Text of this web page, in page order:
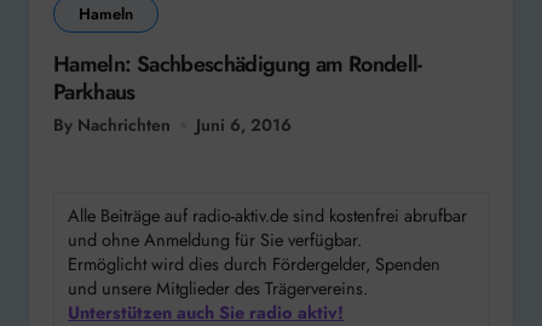
Hameln
Hameln: Sachbeschädigung am Rondell-
Parkhaus
By Nachrichten Juni 6, 2016
Alle Beiträge auf radio-aktiv.de sind kostenfrei abrufbar
und ohne Anmeldung für Sie verfügbar.
Ermöglicht wird dies durch Fördergelder, Spenden
und unsere Mitglieder des Trägervereins.
Unterstützen auch Sie radio aktiv!